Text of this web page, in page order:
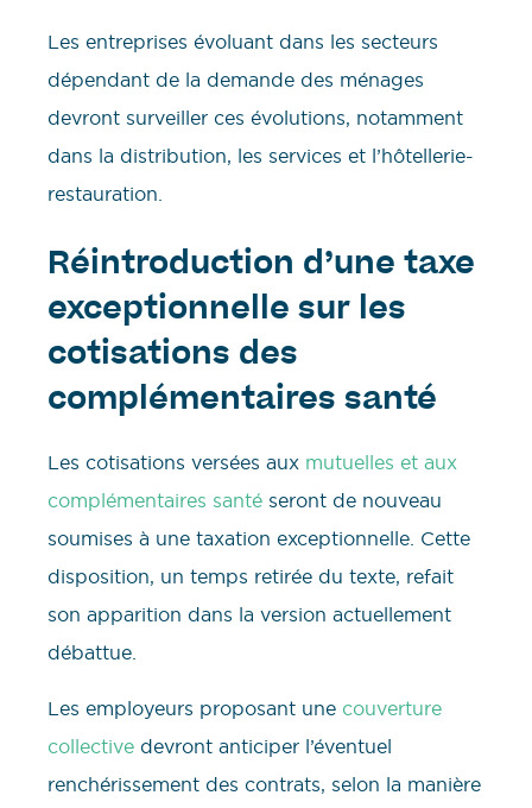
Les entreprises évoluant dans les secteurs
dépendant de la demande des ménages
devront surveiller ces évolutions, notamment
dans la distribution, les services et l’hôtellerie-
restauration.
Réintroduction d’une taxe
exceptionnelle sur les
cotisations des
complémentaires santé
Les cotisations versées aux mutuelles et aux
complémentaires santé seront de nouveau
soumises à une taxation exceptionnelle. Cette
disposition, un temps retirée du texte, refait
son apparition dans la version actuellement
débattue.
Les employeurs proposant une couverture
collective devront anticiper l’éventuel
renchérissement des contrats, selon la manière